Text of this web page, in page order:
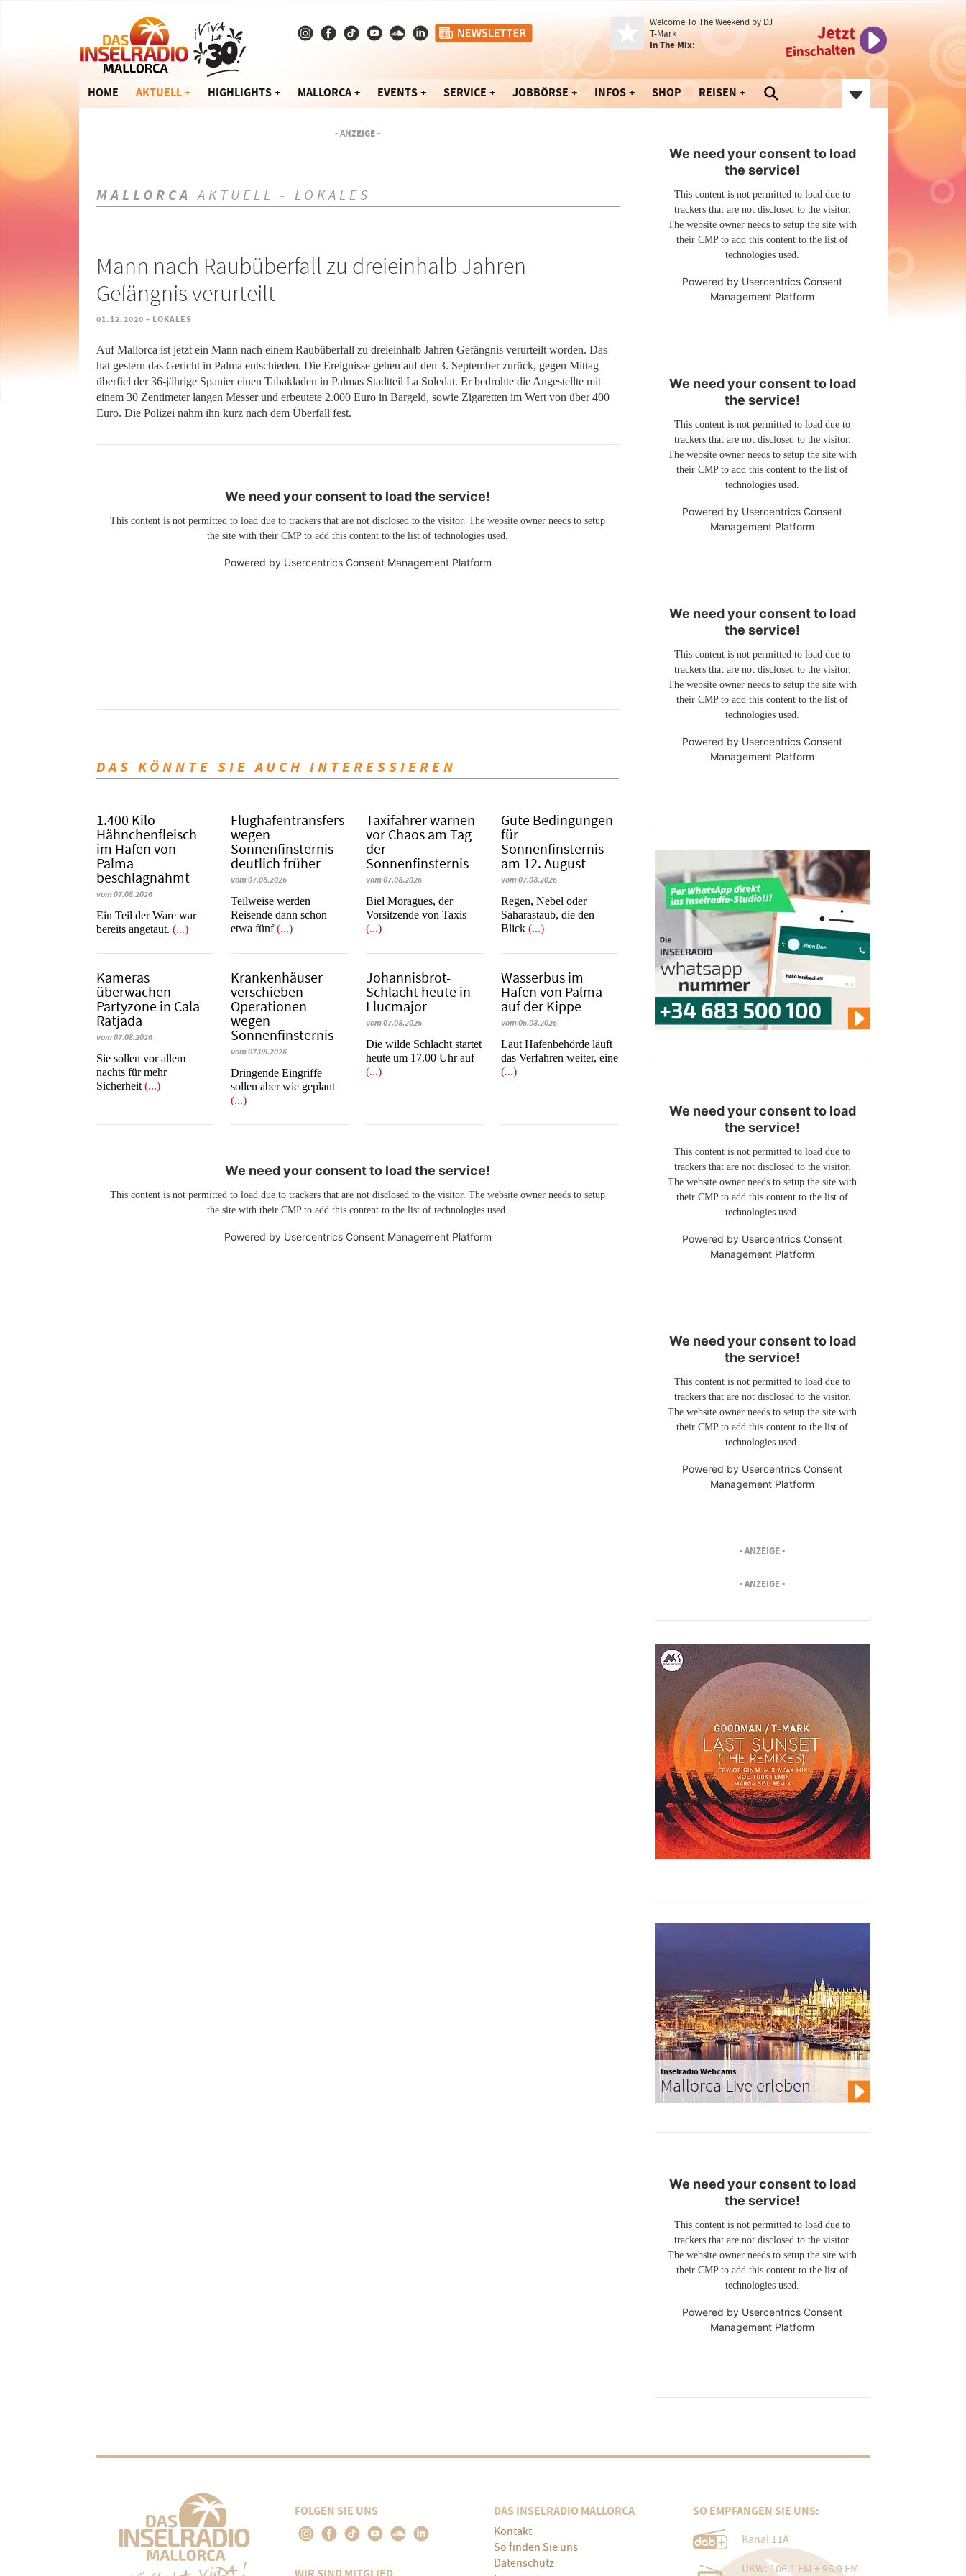
Welcome To The Weekend by DJ
T-Mark
In The Mix:
Jetzt
Einschalten
HOME AKTUELL HIGHLIGHTS MALLORCA EVENTS SERVICE JOBBÖRSE INFOS SHOP REISEN
- ANZEIGE -
MALLORCA AKTUELL - LOKALES
Mann nach Raubüberfall zu dreieinhalb Jahren
Gefängnis verurteilt
01.12.2020 - LOKALES
Auf Mallorca ist jetzt ein Mann nach einem Raubüberfall zu dreieinhalb Jahren Gefängnis verurteilt worden. Das
hat gestern das Gericht in Palma entschieden. Die Ereignisse gehen auf den 3. September zurück, gegen Mittag
überfiel der 36-jährige Spanier einen Tabakladen in Palmas Stadtteil La Soledat. Er bedrohte die Angestellte mit
einem 30 Zentimeter langen Messer und erbeutete 2.000 Euro in Bargeld, sowie Zigaretten im Wert von über 400
Euro. Die Polizei nahm ihn kurz nach dem Überfall fest.
We need your consent to load the service!
This content is not permitted to load due to trackers that are not disclosed to the visitor. The website owner needs to setup
the site with their CMP to add this content to the list of technologies used.
Powered by Usercentrics Consent Management Platform
DAS KÖNNTE SIE AUCH INTERESSIEREN
1.400 Kilo
Hähnchenfleisch
im Hafen von
Palma
beschlagnahmt
vom 07.08.2026
​​​​​​​Ein Teil der Ware war
bereits angetaut. (...)
Flughafentransfers
wegen
Sonnenfinsternis
deutlich früher
vom 07.08.2026
Teilweise werden
Reisende dann schon
etwa fünf(...)
Taxifahrer warnen
vor Chaos am Tag
der
Sonnenfinsternis
vom 07.08.2026
​​​​​​​Biel Moragues, der
Vorsitzende von Taxis
(...)
Gute Bedingungen
für
Sonnenfinsternis
am 12. August
vom 07.08.2026
Regen, Nebel oder
Saharastaub, die den
Blick(...)
Kameras
überwachen
Partyzone in Cala
Ratjada
vom 07.08.2026
Sie sollen vor allem
nachts für mehr
Sicherheit (...)
Krankenhäuser
verschieben
Operationen
wegen
Sonnenfinsternis
vom 07.08.2026
Dringende Eingriffe
sollen aber wie geplant
(...)
Johannisbrot-
Schlacht heute in
Llucmajor
vom 07.08.2026
Die wilde Schlacht startet
heute um 17.00 Uhr auf
(...)
Wasserbus im
Hafen von Palma
auf der Kippe
vom 06.08.2026
Laut Hafenbehörde läuft
das Verfahren weiter, eine
(...)
We need your consent to load the service!
This content is not permitted to load due to trackers that are not disclosed to the visitor. The website owner needs to setup
the site with their CMP to add this content to the list of technologies used.
Powered by Usercentrics Consent Management Platform
We need your consent to load
the service!
This content is not permitted to load due to
trackers that are not disclosed to the visitor.
The website owner needs to setup the site with
their CMP to add this content to the list of
technologies used.
Powered by Usercentrics Consent
Management Platform
We need your consent to load
the service!
This content is not permitted to load due to
trackers that are not disclosed to the visitor.
The website owner needs to setup the site with
their CMP to add this content to the list of
technologies used.
Powered by Usercentrics Consent
Management Platform
We need your consent to load
the service!
This content is not permitted to load due to
trackers that are not disclosed to the visitor.
The website owner needs to setup the site with
their CMP to add this content to the list of
technologies used.
Powered by Usercentrics Consent
Management Platform
We need your consent to load
the service!
This content is not permitted to load due to
trackers that are not disclosed to the visitor.
The website owner needs to setup the site with
their CMP to add this content to the list of
technologies used.
Powered by Usercentrics Consent
Management Platform
We need your consent to load
the service!
This content is not permitted to load due to
trackers that are not disclosed to the visitor.
The website owner needs to setup the site with
their CMP to add this content to the list of
technologies used.
Powered by Usercentrics Consent
Management Platform
- ANZEIGE -
- ANZEIGE -
Inselradio Webcams
Mallorca Live erleben
We need your consent to load
the service!
This content is not permitted to load due to
trackers that are not disclosed to the visitor.
The website owner needs to setup the site with
their CMP to add this content to the list of
technologies used.
Powered by Usercentrics Consent
Management Platform
FOLGEN SIE UNS DAS INSELRADIO MALLORCA
Kontakt
So finden Sie uns
Datenschutz
SO EMPFANGEN SIE UNS:
Kanal 11A
UKW: 106.1 FM + 96.9 FM